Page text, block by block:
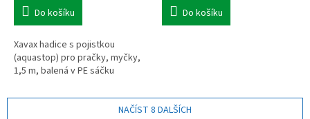
Do košíku
Xavax hadice s pojistkou
(aquastop) pro pračky, myčky,
1,5 m, balená v PE sáčku
Do košíku
NAČÍST 8 DALŠÍCH